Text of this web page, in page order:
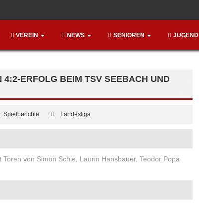
VEREIN NEWS SENIOREN JUGEND
4:2-ERFOLG BEIM TSV SEEBACH UND
Spielberichte Landesliga
von Simon Schie, Laurin Hansbauer, Teodor Popa